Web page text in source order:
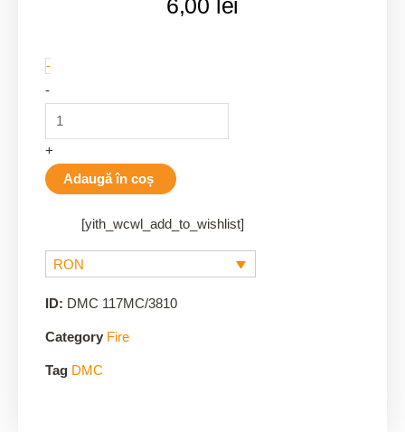
6,00 lei
-3810
-
+
Adaugă în coș
[yith_wcwl_add_to_wishlist]
RON
ID: DMC 117MC/3810
Category Fire
Tag DMC